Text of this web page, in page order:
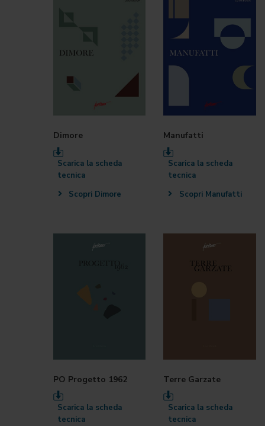
Dimore
Scarica la scheda
tecnica
Scopri Dimore
Manufatti
Scarica la scheda
tecnica
Scopri Manufatti
PO Progetto 1962
Scarica la scheda
tecnica
Terre Garzate
Scarica la scheda
tecnica